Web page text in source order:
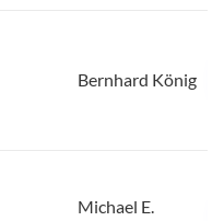
Bernhard König
Michael E.